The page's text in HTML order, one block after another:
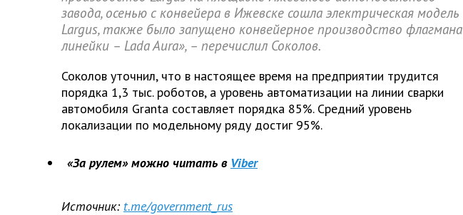
завода, осенью с конвейера в Ижевске сошла электрическая модель
Largus, также было запущено конвейерное производство флагмана
линейки – Lada Aura», – перечислил Соколов.
Соколов уточнил, что в настоящее время на предприятии трудится
порядка 1,3 тыс. роботов, а уровень автоматизации на линии сварки
автомобиля Granta составляет порядка 85%. Средний уровень
локализации по модельному ряду достиг 95%.
«За рулем» можно читать в Viber
Источник: t.me/government_rus